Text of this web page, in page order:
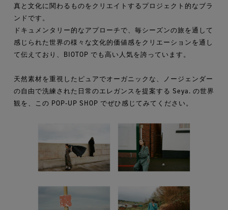
真と文化に関わるものをクリエイトするプロジェクト的なブラ
ンドです。
ドキュメンタリー的なアプローチで、毎シーズンの旅を通して
感じられた世界の様々な文化的価値感をクリエーションを通し
て伝えており、BIOTOP でも高い人気を誇っています。
天然素材を重視したピュアでオーガニックな、ノージェンダー
の自由で洗練された日常のエレガンスを提案する Seya. の世界
観を、この POP-UP SHOP でぜひ感じてみてください。